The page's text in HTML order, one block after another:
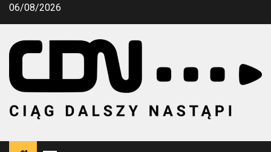
Przejdź
06/08/2026